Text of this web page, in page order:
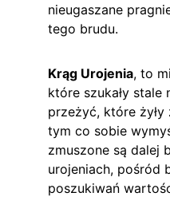
nieugaszane
tego brudu.
Krąg Urojenia, to
które szukały stale
przeżyć, które żyły
tym co sobie
zmuszone są dalej
urojeniach, pośród
poszukiwań